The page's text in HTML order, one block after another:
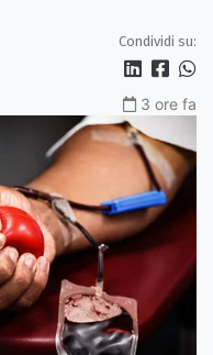
Condividi su:
3 ore fa